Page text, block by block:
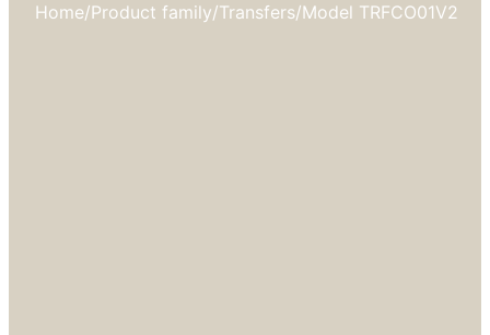
Home/Product family/Transfers/Model TRFCO01V2